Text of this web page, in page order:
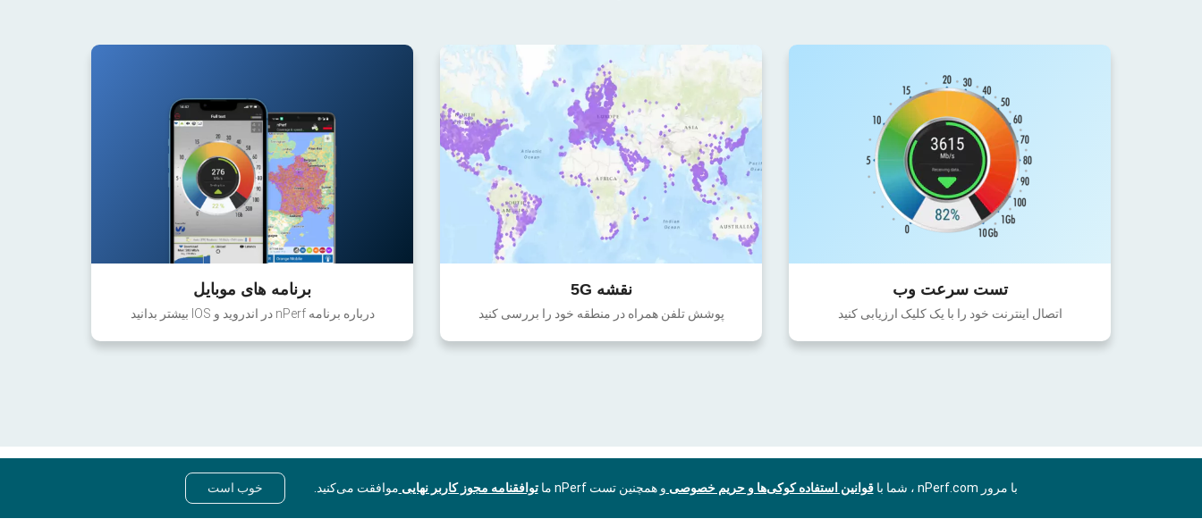
تست سرعت وب
اتصال اینترنت خود را با یک کلیک ارزیابی کنید
نقشه 5G
پوشش تلفن همراه در منطقه خود را بررسی کنید
برنامه های موبایل
درباره برنامه nPerf در اندروید و IOS بیشتر بدانید
با مرور nPerf.com ، شما با قوانین استفاده کوکی‌ها و حریم خصوصی و همچنین تست nPerf ما توافقنامه مجوز کاربر نهایی موافقت می‌کنید. خوب است